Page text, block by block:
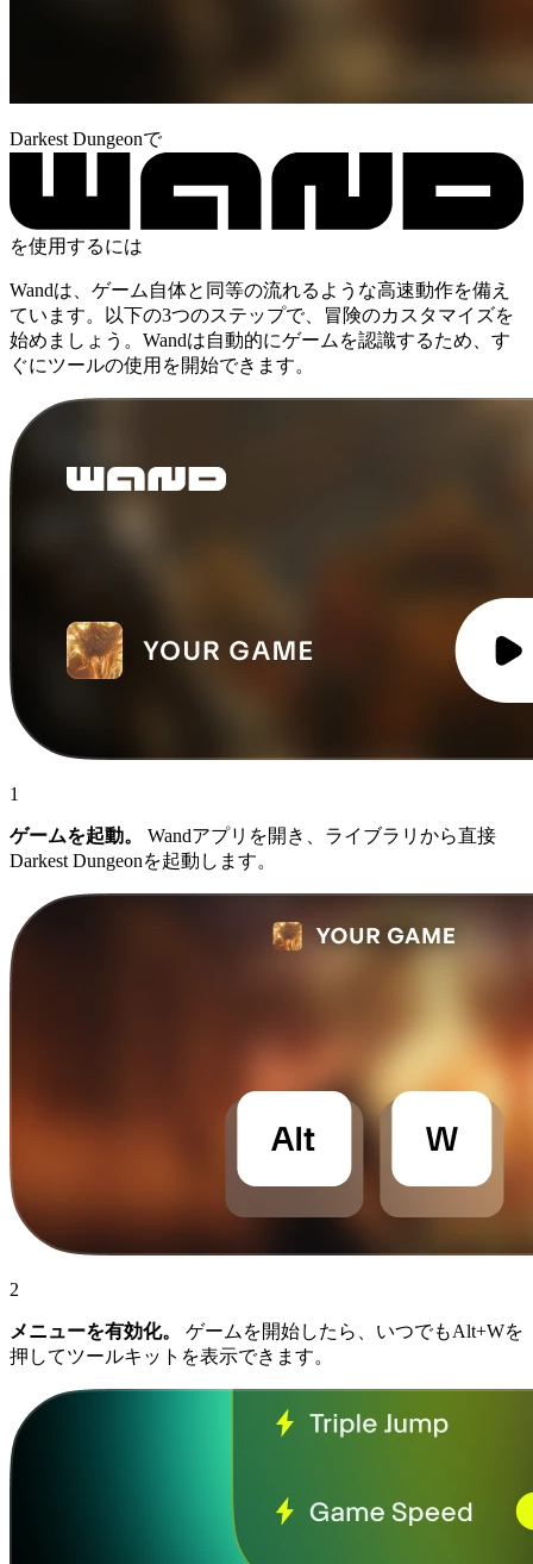
Darkest Dungeonで
を使用するには
Wandは、ゲーム自体と同等の流れるような高速動作を備え
ています。以下の3つのステップで、冒険のカスタマイズを
始めましょう。Wandは自動的にゲームを認識するため、す
ぐにツールの使用を開始できます。
1
ゲームを起動。
Wandアプリを開き、ライブラリから直接
Darkest Dungeonを起動します。
2
メニューを有効化。
ゲームを開始したら、いつでもAlt+Wを
押してツールキットを表示できます。